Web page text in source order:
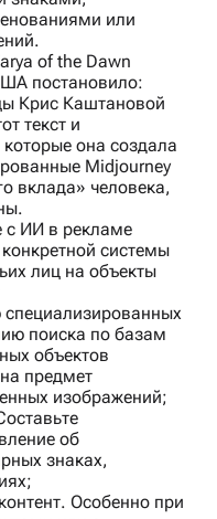
или
of the Dawn
постановило:
Крис Каштановой
текст и
она создала
Midjourney
вклада» человека,
с ИИ в рекламе
системы
лиц на объекты
поиска по базам
объектов
предмет
изображений;
об
знаках,
Особенно при